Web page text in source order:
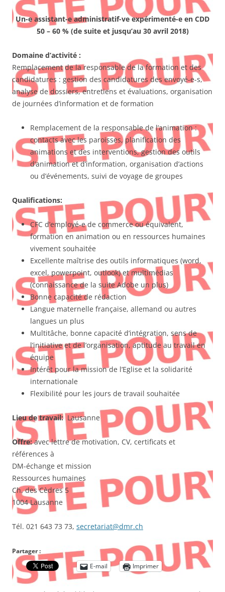
Un-e assistant-e administratif-ve expérimenté-e en CDD
50 – 60 % (de suite et jusqu’au 30 avril 2018)
Domaine d’activité :
Remplacement de la responsable de la formation et des
candidatures : gestion des candidatures des envoyé-e-s,
analyse de dossiers, entretiens et évaluations, organisation
de journées d’information et de formation
Remplacement de la responsable de l’animation :
contacts avec les paroisses, planification des
animations et des interventions, gestion des outils
d’animation et d’information, organisation d’actions
ou d’événements, suivi de voyage de groupes
Qualifications:
CFC d’employé-e de commerce ou équivalent,
formation en animation ou en ressources humaines
vivement souhaitée
Excellente maîtrise des outils informatiques (word,
excel, powerpoint, outlook) et multimédias
(connaissance de la suite Adobe un plus)
Bonne capacité de rédaction
Langue maternelle française, allemand ou autres
langues un plus
Multitâche, bonne capacité d’intégration, sens de
l’initiative et de l’organisation, aptitude au travail en
équipe
Intérêt pour la mission de l’Eglise et la solidarité
internationale
Flexibilité pour les jours de travail souhaitée
Lieu de travail:Lausanne
Offre:avec lettre de motivation, CV, certificats et
références à
DM-échange et mission
Ressources humaines
Ch. des Cèdres 5
1004 Lausanne
Tél. 021 643 73 73, secretariat@dmr.ch
Partager :
E-mail
Imprimer